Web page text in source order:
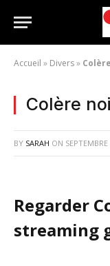
Accueil » Divers»
Colère
BY SARAH ON
Regarder
streaming